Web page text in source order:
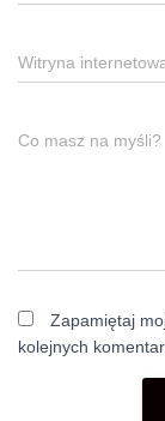
Witryna
Co masz na myśli?
Zapamiętaj
kolejnych